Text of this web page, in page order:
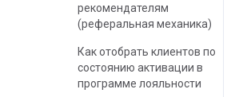
рекомендателям
(реферальная механика)
Как отобрать клиентов по
состоянию активации в
программе лояльности